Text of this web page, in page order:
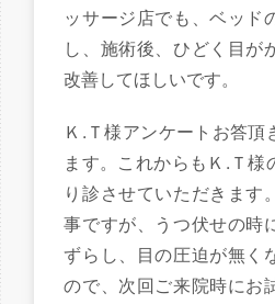
ッサージ店でも、ベッド
し、施術後、ひどく目が
改善してほしいです。
Ｋ.Ｔ様アンケートお答頂
ます。これからもＫ.Ｔ様
り診させていただきます
事ですが、うつ伏せの時
ずらし、目の圧迫が無く
ので、次回ご来院時に